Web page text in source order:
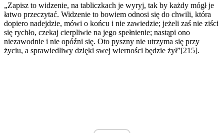
„Zapisz to widzenie, na tabliczkach je wyryj, tak by każdy mógł je
łatwo przeczytać. Widzenie to bowiem odnosi się do chwili, która
dopiero nadejdzie, mówi o końcu i nie zawiedzie; jeżeli zaś nie ziści
się rychło, czekaj cierpliwie na jego spełnienie; nastąpi ono
niezawodnie i nie opóźni się. Oto pyszny nie utrzyma się przy
życiu, a sprawiedliwy dzięki swej wierności będzie żył”[215].